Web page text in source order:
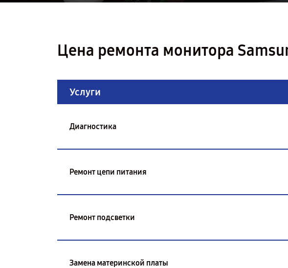
Цена ремонта монитора
Услуги
Диагностика
Ремонт цепи питания
Ремонт подсветки
Замена материнской платы